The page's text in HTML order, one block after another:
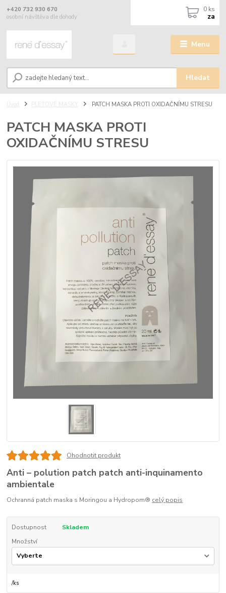
Menu
Hledat
+420 732 930 670
osobní návštěva dle dohody
0 ks
za
Úvod PLEŤOVÉ MASKY PATCH MASKA PROTI OXIDAČNÍMU STRESU
PATCH MASKA PROTI
OXIDAČNÍMU STRESU
Ohodnotit produkt
Anti – polution patch patch anti-inquinamento
ambientale
Ochranná patch maska s Moringou a Hydropom® celý popis
Dostupnost
Skladem
Množství
/ks